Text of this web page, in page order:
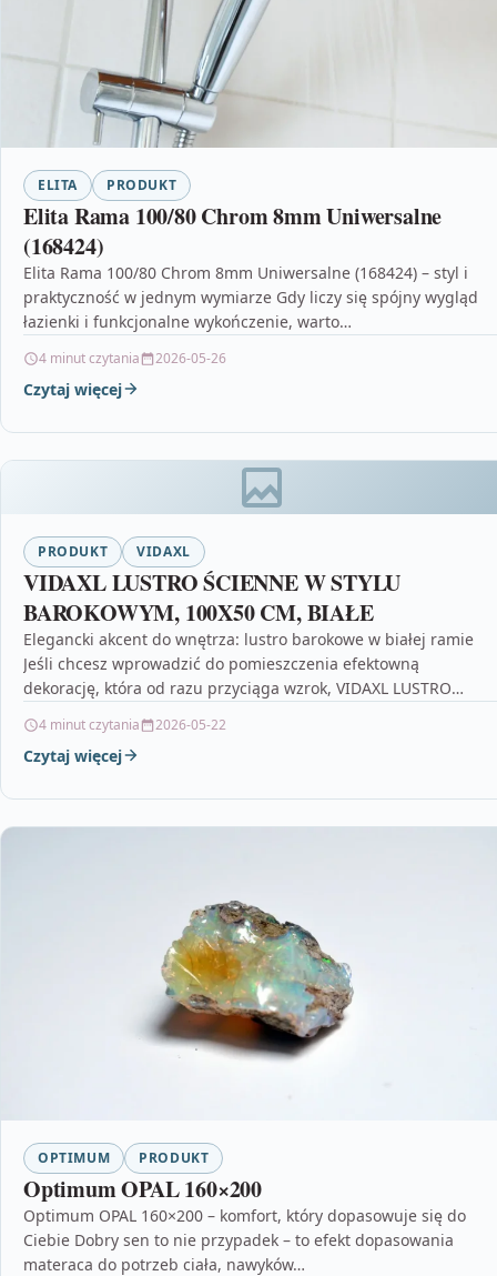
ELITA PRODUKT
Elita Rama 100/80 Chrom 8mm Uniwersalne
(168424)
Elita Rama 100/80 Chrom 8mm Uniwersalne (168424) – styl i
praktyczność w jednym wymiarze Gdy liczy się spójny wygląd
łazienki i funkcjonalne wykończenie, warto…
4 minut czytania 2026-05-26
Czytaj więcej
PRODUKT VIDAXL
VIDAXL LUSTRO ŚCIENNE W STYLU
BAROKOWYM, 100X50 CM, BIAŁE
Elegancki akcent do wnętrza: lustro barokowe w białej ramie
Jeśli chcesz wprowadzić do pomieszczenia efektowną
dekorację, która od razu przyciąga wzrok, VIDAXL LUSTRO
4 minut czytania 2026-05-22
Czytaj więcej
OPTIMUM PRODUKT
Optimum OPAL 160×200
Optimum OPAL 160×200 – komfort, który dopasowuje się do
Ciebie Dobry sen to nie przypadek – to efekt dopasowania
materaca do potrzeb ciała, nawyków…